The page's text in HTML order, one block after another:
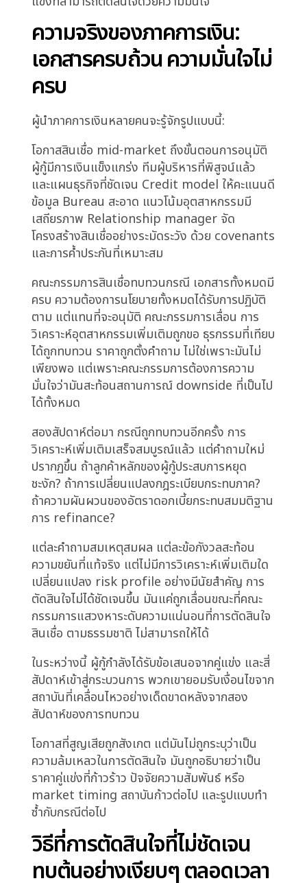
สมบูรณ์ การยกระดับจนกว่าความลังเลจะถูกแบ่งปัน
โดยรวม คือโอกาสที่สูญเสีย
ค่อยทำให้การตัดสินใจดีขึ้น การวิเคราะห์เพิ่มเติมไม่
ได้เปิดเผยความเสี่ยงใหม่ที่สำคัญ การพิจารณายืด
เยื้อไม่ได้แก้ความไม่แน่นอนพื้นฐาน การยกระดับไม่
ได้สร้างความเชื่อมั่น มันแค่กระจายความไม่สบายใจ
ไปยังผู้ตัดสินใจมากขึ้น
สถาบันไม่ได้ตัดสินใจที่ปลอดภัยกว่ามันกำลังตัดสิน
ใจช้ากว่า และในตลาดสินเชื่อที่แข่งขันซึ่งคุณค่า
ความสัมพันธ์และความแน่นอนในการดำเนินการ
สำคัญเท่ากับราคา การตัดสินใจที่ช้าสร้างผลลัพธ์
เดียวกับการตัดสินใจปฏิเสธ ธุรกิจที่สูญเสีย ความ
สัมพันธ์ที่กัดเซาะ และพื้นที่เชิงกลยุทธ์ที่ยอมให้กับคู่
แข่งที่สามารถตัดสินใจด้วยความมั่นใจ
ความจริงของภาคการเงิน:
เอกสารครบถ้วน ความมั่นใจไม่
ครบ
ผู้นำภาคการเงินหลายคนจะรู้จักรูปแบบนี้:
โอกาสสินเชื่อ mid-market ถึงขั้นตอนการอนุมัติ
ผู้กู้มีการเงินแข็งแกร่ง ทีมผู้บริหารที่พิสูจน์แล้ว
และแผนธุรกิจที่ชัดเจน Credit model ให้คะแนนดี
ข้อมูล Bureau สะอาด แนวโน้มอุตสาหกรรมมี
เสถียรภาพ Relationship manager จัด
โครงสร้างสินเชื่ออย่างระมัดระวัง ด้วย covenants
และการค้ำประกันที่เหมาะสม
คณะกรรมการสินเชื่อทบทวนกรณี เอกสารทั้งหมดมี
ตาม แต่แทนที่จะอนุมัติ คณะกรรมการเลื่อน การ
วิเคราะห์อุตสาหกรรมเพิ่มเติมถูกขอ ธุรกรรมที่เทียบ
ได้ถูกทบทวน ราคาถูกตั้งคำถาม ไม่ใช่เพราะมันไม่
เพียงพอ แต่เพราะคณะกรรมการต้องการความ
มั่นใจว่ามันสะท้อนสถานการณ์ downside ที่เป็นไป
ได้ทั้งหมด
สองสัปดาห์ต่อมา กรณีถูกทบทวนอีกครั้ง การ
วิเคราะห์เพิ่มเติมเสร็จสมบูรณ์แล้ว แต่คำถามใหม่
ปรากฏขึ้น ถ้าลูกค้าหลักของผู้กู้ประสบการหยุด
ชะงัก? ถ้าการเปลี่ยนแปลงกฎระเบียบกระทบภาค?
ถ้าความผันผวนของอัตราดอกเบี้ยกระทบสมมติฐาน